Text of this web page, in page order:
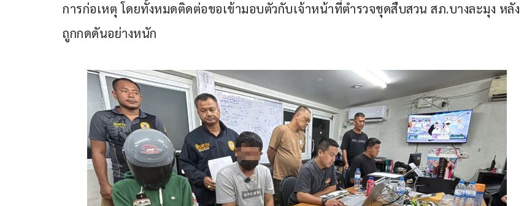
การก่อเหตุ โดยทั้งหมดติดต่อขอเข้ามอบตัวกับเจ้าหน้าที่ตำรวจชุดสืบสวน สภ.บางละมุง หลัง
ถูกกดดันอย่างหนัก